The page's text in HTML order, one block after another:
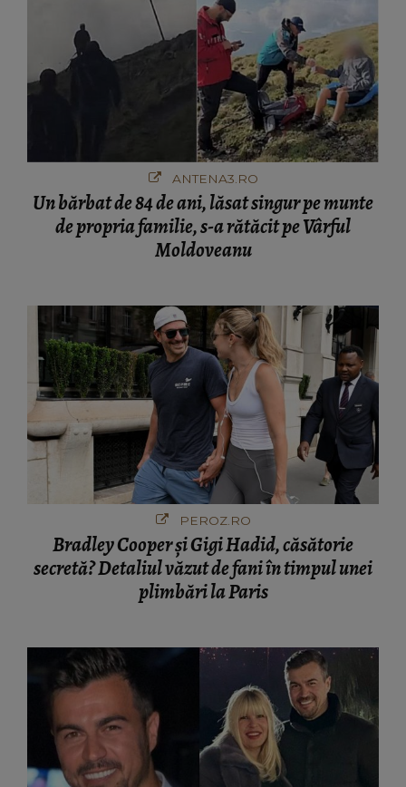
ANTENA3.RO
Un bărbat de 84 de ani, lăsat singur pe munte
de propria familie, s-a rătăcit pe Vârful
Moldoveanu
PEROZ.RO
Bradley Cooper și Gigi Hadid, căsătorie
secretă? Detaliul văzut de fani în timpul unei
plimbări la Paris